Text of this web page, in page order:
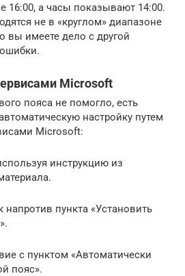
16:00, а часы показывают 14:00.
не в «круглом» диапазоне
вы имеете дело с другой
Microsoft
пояса не помогло, есть
настройку путем
Microsoft:
инструкцию из
напротив пункта «Установить
с пунктом «Автоматически
пояс».